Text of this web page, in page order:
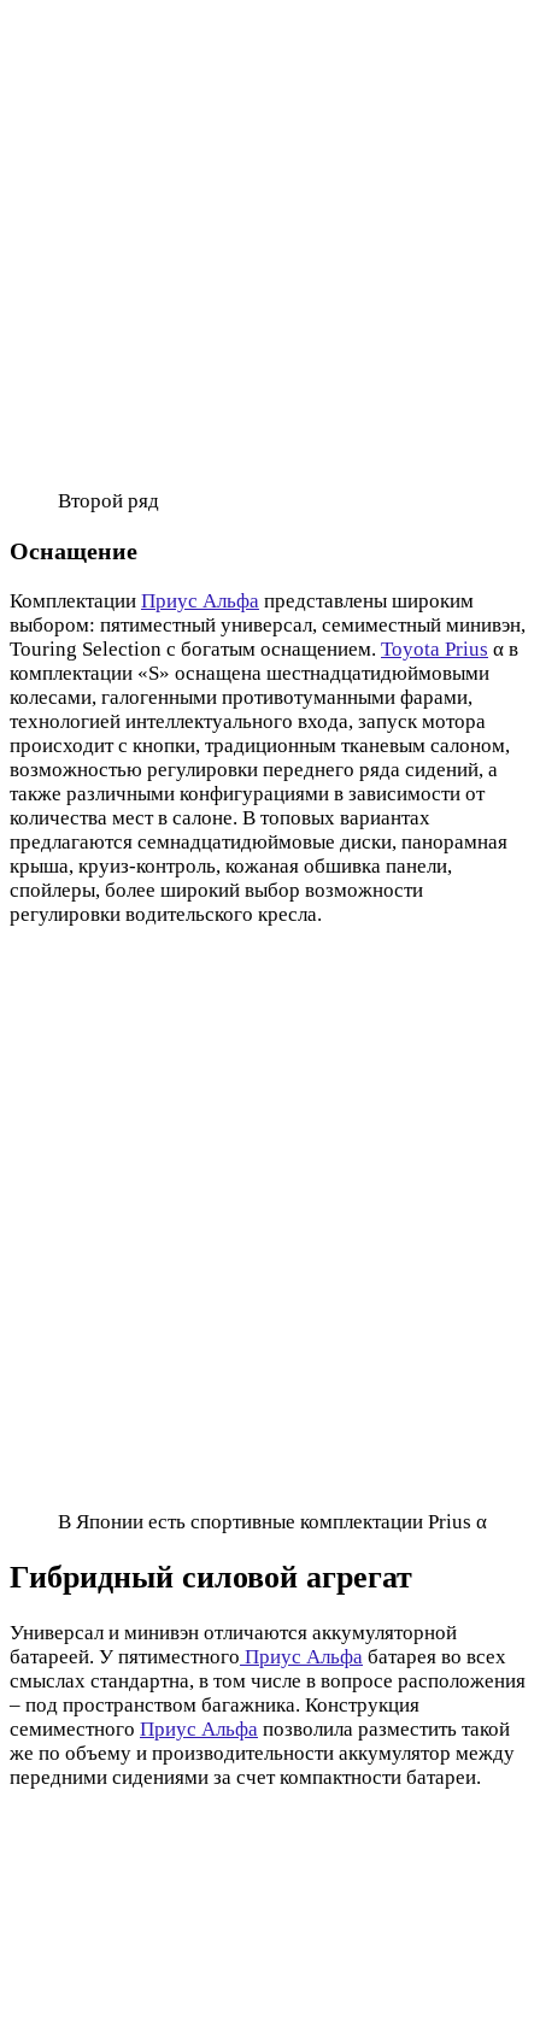
Второй ряд
Оснащение
Комплектации Приус Альфа представлены широким
выбором: пятиместный универсал, семиместный минивэн,
Touring Selection с богатым оснащением. Toyota Prius α в
комплектации «S» оснащена шестнадцатидюймовыми
колесами, галогенными противотуманными фарами,
технологией интеллектуального входа, запуск мотора
происходит с кнопки, традиционным тканевым салоном,
возможностью регулировки переднего ряда сидений, а
также различными конфигурациями в зависимости от
количества мест в салоне. В топовых вариантах
предлагаются семнадцатидюймовые диски, панорамная
крыша, круиз-контроль, кожаная обшивка панели,
спойлеры, более широкий выбор возможности
регулировки водительского кресла.
В Японии есть спортивные комплектации Prius α
Гибридный силовой агрегат
Универсал и минивэн отличаются аккумуляторной
батареей. У пятиместного Приус Альфа батарея во всех
смыслах стандартна, в том числе в вопросе расположения
– под пространством багажника. Конструкция
семиместного Приус Альфа позволила разместить такой
же по объему и производительности аккумулятор между
передними сидениями за счет компактности батареи.